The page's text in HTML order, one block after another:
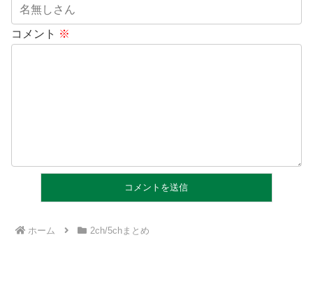
コメント ※
ホーム 2ch/5chまとめ